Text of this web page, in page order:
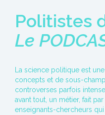
Politistes
Le
La science politique est
concepts et de sous-
controverses parfois
avant tout, un métier, fait
enseignants-chercheurs